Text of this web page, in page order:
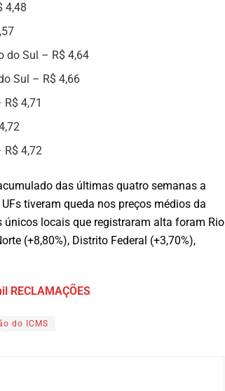
4,48
do Sul – R$ 4,64
Sul – R$ 4,66
4,71
R$ 4,72
das últimas quatro semanas a
tiveram queda nos preços médios da
únicos locais que registraram alta foram Rio
(+8,80%), Distrito Federal (+3,70%),
RECLAMAÇÕES
do ICMS